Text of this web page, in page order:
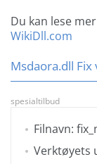
Du kan lese
WikiDll.com
Msdaora.dll
spesialtilbud
Filnavn:
Verktøyets